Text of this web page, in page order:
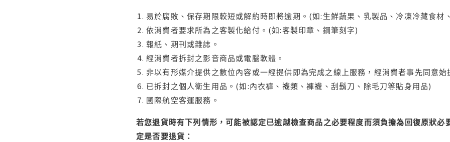
易於腐敗、保存期限較短或解約時即將逾期。(如:生鮮蔬果、乳製品、冷凍冷藏食材
依消費者要求所為之客製化給付。(如:客製印章、鋼筆刻字)
報紙、期刊或雜誌。
經消費者拆封之影音商品或電腦軟體。
非以有形媒介提供之數位內容或一經提供即為完成之線上服務，經消費者事先同意
已拆封之個人衛生用品。(如:內衣褲、襪類、褲襪、刮鬍刀、除毛刀等貼身用品)
國際航空客運服務。
若您退貨時有下列情形，可能被認定已逾越檢查商品之必要程度而須負擔為回復原狀
定是否要退貨：